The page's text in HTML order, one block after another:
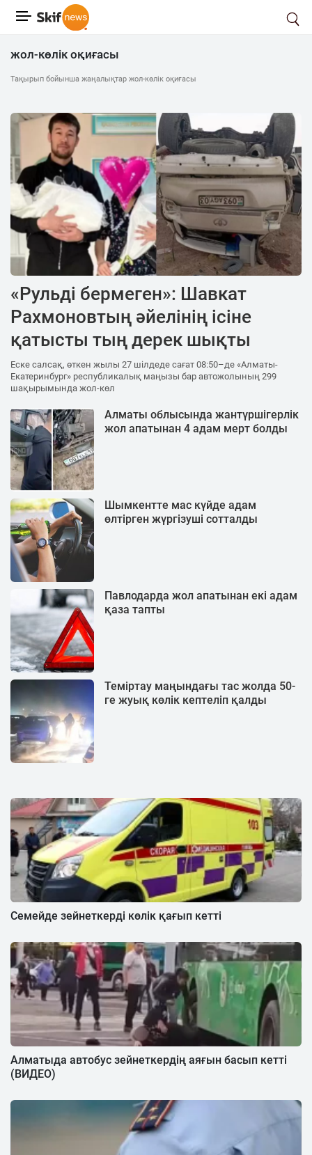
жол-көлік оқиғасы
Тақырып бойынша жаңалықтар жол-көлік оқиғасы
«Рульді бермеген»: Шавкат
Рахмоновтың әйелінің ісіне
қатысты тың дерек шықты
Еске салсақ, өткен жылы 27 шілдеде сағат 08:50–де «Алматы-
Екатеринбург» республикалық маңызы бар автожолының 299
шақырымында жол-көл
Алматы облысында жантүршігерлік
жол апатынан 4 адам мерт болды
Шымкентте мас күйде адам
өлтірген жүргізуші сотталды
Павлодарда жол апатынан екі адам
қаза тапты
Теміртау маңындағы тас жолда 50-
ге жуық көлік кептеліп қалды
Семейде зейнеткерді көлік қағып кетті
Алматыда автобус зейнеткердің аяғын басып кетті
(ВИДЕО)